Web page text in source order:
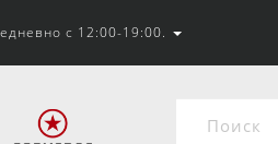
с 12:00-19:00.